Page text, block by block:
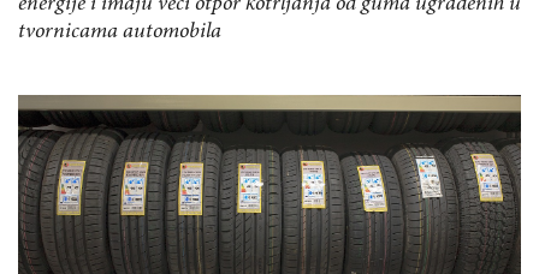
energije i imaju veći otpor kotrljanja od guma ugrađenih u
tvornicama automobila